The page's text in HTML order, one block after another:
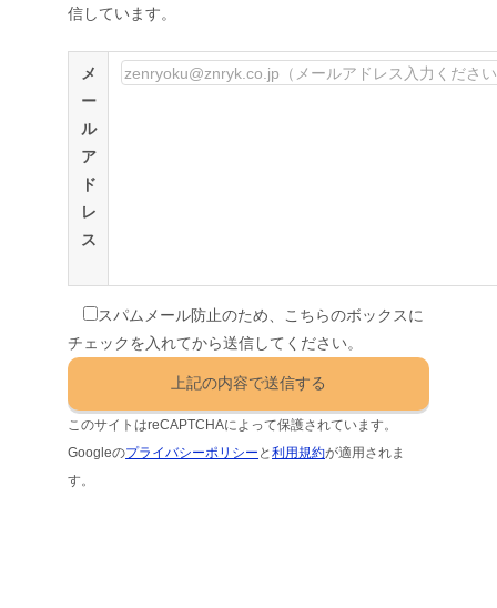
信しています。
メ
ー
ル
ア
ド
レ
ス
スパムメール防止のため、こちらのボックスに
チェックを入れてから送信してください。
このサイトはreCAPTCHAによって保護されています。
Googleのプライバシーポリシー と利用規約が適用されま
す。